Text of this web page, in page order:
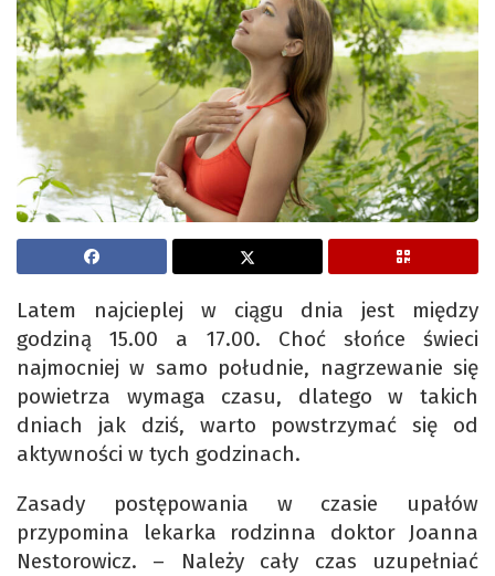
Latem najcieplej w ciągu dnia jest między
godziną 15.00 a 17.00. Choć słońce świeci
najmocniej w samo południe, nagrzewanie się
powietrza wymaga czasu, dlatego w takich
dniach jak dziś, warto powstrzymać się od
aktywności w tych godzinach.
Zasady postępowania w czasie upałów
przypomina lekarka rodzinna doktor Joanna
Nestorowicz. – Należy cały czas uzupełniać